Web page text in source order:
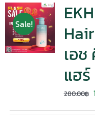
Sale!
เอ
แฮ
280.00฿